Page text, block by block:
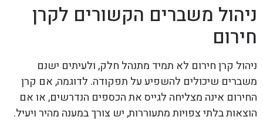
ניהול משברים הקשורים לקרן
חירום
ניהול קרן חירום לא תמיד מתנהל חלק, ולעיתים ישנם
משברים שיכולים להשפיע על תפקודה. לדוגמה, אם קרן
החירום אינה מצליחה לגייס את הכספים הנדרשים, או אם
הוצאות בלתי צפויות מתעוררות, יש צורך במענה מהיר ויעיל.